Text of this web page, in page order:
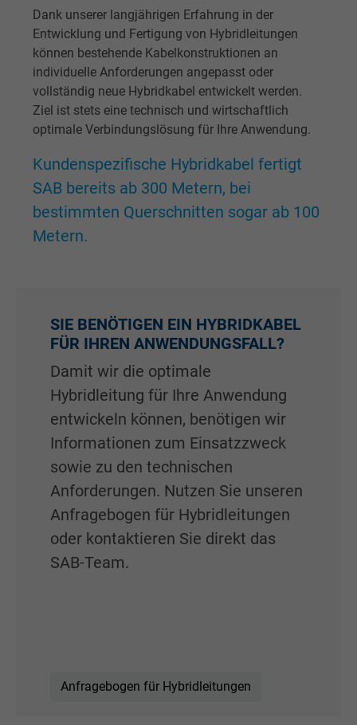
Zweck
Registriert eine eindeutige ID, die das Gerät
eines wiederkehrenden Benutzers
Die ID wird für gezielte Werbung genutzt.
Name _fbp, Facebook Pixel
Anbieter Facebook Ireland Ltd.
Laufzeit 1 Jahr
Zweck
Cookie von Facebook für Website-Analyse,
Laufzeit 1 Jahr
Zweck
Cookie von Facebook für Website-Analyse,
Anzeigenausrichtung und
Anbieter Facebook Ireland Ltd.
Laufzeit 1 Jahr
Cookie von Facebook für Website-Analyse,
Dank unserer langjährigen Erfahrung in der
Entwicklung und Fertigung von Hybridleitungen
können bestehende Kabelkonstruktionen an
individuelle Anforderungen angepasst oder
vollständig neue Hybridkabel entwickelt werden.
Ziel ist stets eine technisch und wirtschaftlich
optimale Verbindungslösung für Ihre Anwendung.
Kundenspezifische Hybridkabel fertigt
SAB bereits ab 300 Metern, bei
bestimmten Querschnitten sogar ab 100
Metern.
SIE BENÖTIGEN EIN HYBRIDKABEL
FÜR IHREN ANWENDUNGSFALL?
Damit wir die optimale
Hybridleitung für Ihre Anwendung
entwickeln können, benötigen wir
Informationen zum Einsatzzweck
sowie zu den technischen
Anforderungen. Nutzen Sie unseren
Anfragebogen für Hybridleitungen
oder kontaktieren Sie direkt das
SAB-Team.
Anfragebogen für Hybridleitungen